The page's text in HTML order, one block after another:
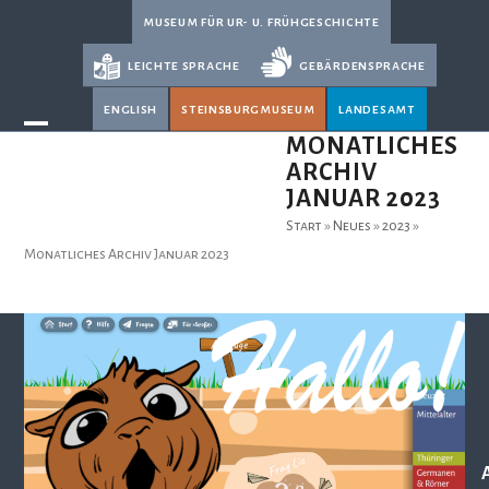
museum für ur- u. frühgeschichte
leichte sprache gebärdensprache
english steinsburgmuseum landesamt
MONATLICHES
ARCHIV
JANUAR 2023
Start » Neues »2023 »
Monatliches Archiv Januar 2023